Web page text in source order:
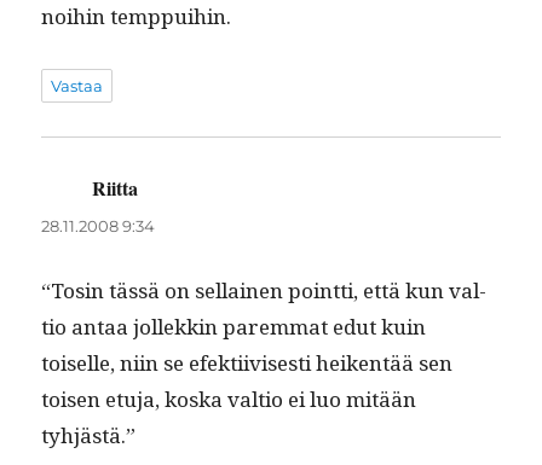
noi­hin temppuihin.
Vastaa
Riitta
28.11.2008 9:34
“Tosin tässä on sel­l­ainen point­ti, että kun val­
tio antaa jollekkin parem­mat edut kuin
toiselle, niin se efek­ti­ivis­es­ti heiken­tää sen
toisen etu­ja, kos­ka val­tio ei luo mitään
tyhjästä.”